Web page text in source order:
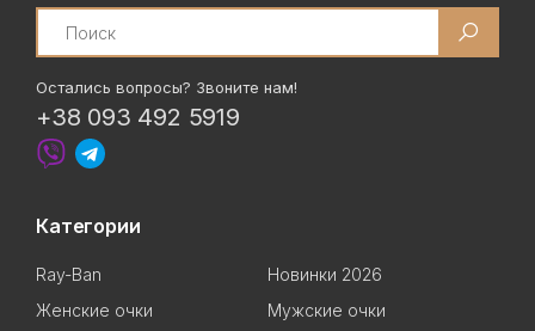
Search
Остались вопросы? Звоните нам!
+38 093 492 5919
Категории
Ray-Ban
Новинки 2026
Женские очки
Мужские очки